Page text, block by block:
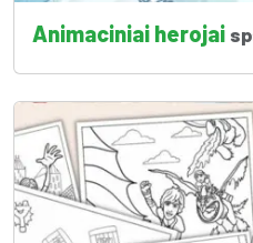
Animaciniai herojai